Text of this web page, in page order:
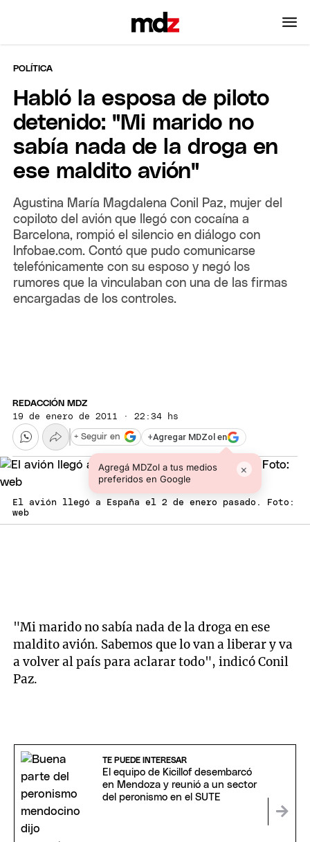
POLÍTICA
Habló la esposa de piloto
detenido: "Mi marido no
sabía nada de la droga en
ese maldito avión"
Agustina María Magdalena Conil Paz, mujer del
copiloto del avión que llegó con cocaína a
Barcelona, rompió el silencio en diálogo con
Infobae.com. Contó que pudo comunicarse
telefónicamente con su esposo y negó los
rumores que la vinculaban con una de las firmas
encargadas de los controles.
REDACCIÓN MDZ
19 de enero de 2011 · 22:34 hs
+Agregar MDZol en
Agregá MDZol a tus medios
preferidos en Google
×
+ Seguir en
El avión llegó a España el 2 de enero pasado. Foto:
web
"Mi marido no sabía nada de la droga en ese
maldito avión. Sabemos que lo van a liberar y va
a volver al país para aclarar todo", indicó Conil
Paz.
TE PUEDE INTERESAR
El equipo de Kicillof desembarcó
en Mendoza y reunió a un sector
del peronismo en el SUTE